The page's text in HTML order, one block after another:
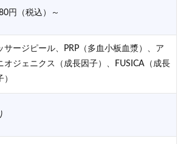
円（税込）～
サージピール、PRP（多血小板血漿）、ア
オジェニクス（成長因子）、FUSICA（成長
）